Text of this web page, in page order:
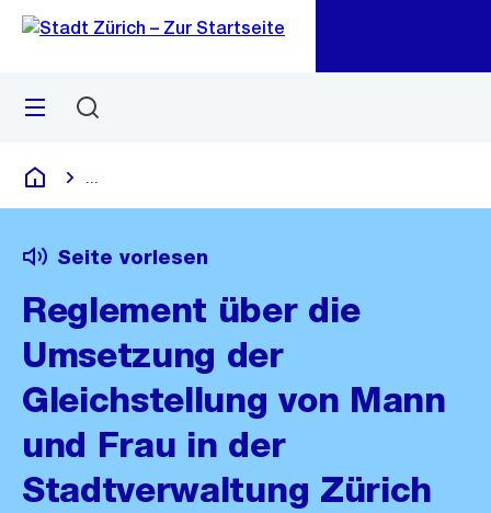
Navigation
Sprunglink
Menü
Deutsch
Seite vorlesen
Reglement über die
Umsetzung der
Gleichstellung von Mann
und Frau in der
Stadtverwaltung Zürich